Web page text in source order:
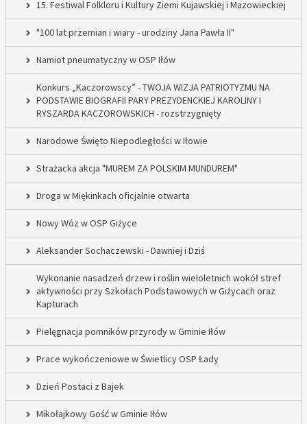
15. Festiwal Folkloru i Kultury Ziemi Kujawskiej i Mazowieckiej
"100 lat przemian i wiary - urodziny Jana Pawła II"
Namiot pneumatyczny w OSP Iłów
Konkurs „Kaczorowscy” - TWOJA WIZJA PATRIOTYZMU NA
PODSTAWIE BIOGRAFII PARY PREZYDENCKIEJ KAROLINY I
RYSZARDA KACZOROWSKICH - rozstrzygnięty
Narodowe Święto Niepodległości w Iłowie
Strażacka akcja "MUREM ZA POLSKIM MUNDUREM"
Droga w Miękinkach oficjalnie otwarta
Nowy Wóz w OSP Giżyce
Aleksander Sochaczewski - Dawniej i Dziś
Wykonanie nasadzeń drzew i roślin wieloletnich wokół stref
aktywności przy Szkołach Podstawowych w Giżycach oraz
Kapturach
Pielęgnacja pomników przyrody w Gminie Iłów
Prace wykończeniowe w Świetlicy OSP Łady
Dzień Postaci z Bajek
Mikołajkowy Gość w Gminie Iłów